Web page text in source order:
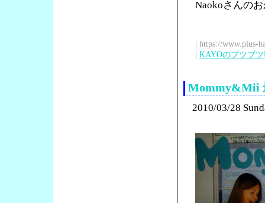
Naokoさんの
| https://www.plus-
| KAYOのブツブ
Mommy&Mii
2010/03/28